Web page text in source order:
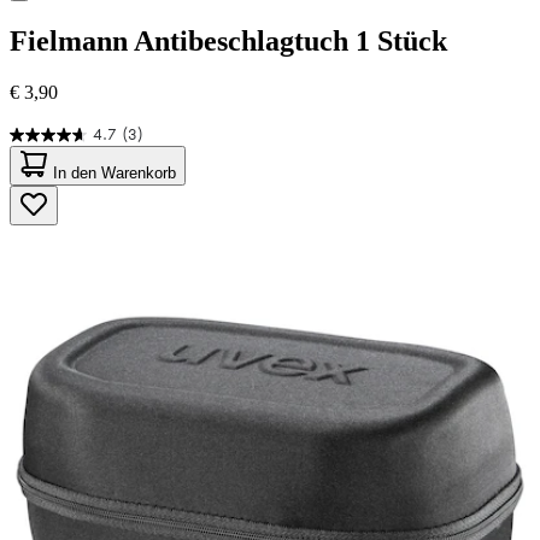
FielmannAntibeschlagtuch 1 Stück
€ 3,90
4.7 (3)
4.7
von
5
Sternen.
3
In den Warenkorb